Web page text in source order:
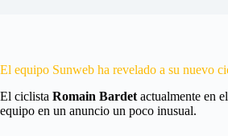
El equipo Sunweb ha revelado a su nuevo
El ciclista Romain Bardet actualmente en
equipo en un anuncio un poco inusual.